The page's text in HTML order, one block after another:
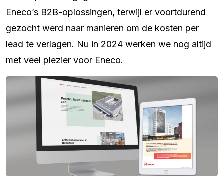
Eneco’s B2B-oplossingen, terwijl er voortdurend
gezocht werd naar manieren om de kosten per
lead te verlagen. Nu in 2024 werken we nog altijd
met veel plezier voor Eneco.